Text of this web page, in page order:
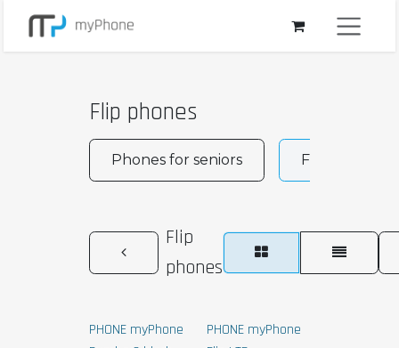
Flip phones
Phones for seniors Flip phones
Flip
phones
PHONE myPhone
PHONE myPhone